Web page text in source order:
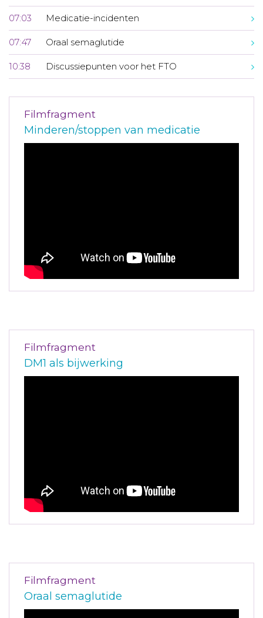
07:03 Medicatie-incidenten
07:47 Oraal semaglutide
10:38 Discussiepunten voor het FTO
Filmfragment
Minderen/stoppen van medicatie
Filmfragment
DM1 als bijwerking
Filmfragment
Oraal semaglutide